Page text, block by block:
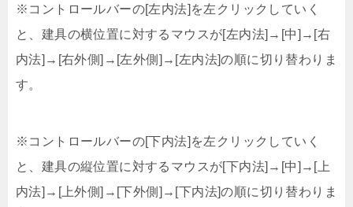
※コントロールバーの[左内法]を左クリックしていく
と、建具の横位置に対するマウスが[左内法]→[中]→[右
内法]→[右外側]→[左外側]→[左内法]の順に切り替わりま
す。
※コントロールバーの[下内法]を左クリックしていく
と、建具の縦位置に対するマウスが[下内法]→[中]→[上
内法]→[上外側]→[下外側]→[下内法]の順に切り替わりま